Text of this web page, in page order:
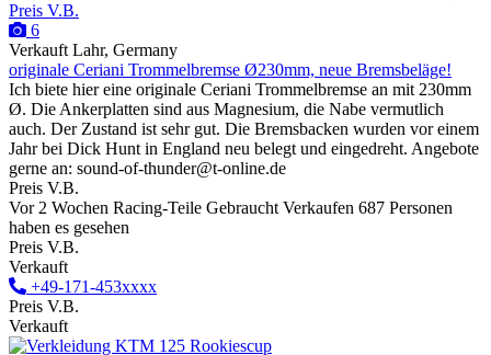
Preis V.B.
6
Verkauft Lahr, Germany
originale Ceriani Trommelbremse Ø230mm, neue Bremsbeläge!
Ich biete hier eine originale Ceriani Trommelbremse an mit 230mm
Ø. Die Ankerplatten sind aus Magnesium, die Nabe vermutlich
auch. Der Zustand ist sehr gut. Die Bremsbacken wurden vor einem
Jahr bei Dick Hunt in England neu belegt und eingedreht. Angebote
gerne an: sound-of-thunder@t-online.de
Preis V.B.
Vor 2 Wochen Racing-Teile Gebraucht Verkaufen 687 Personen
haben es gesehen
Preis V.B.
Verkauft
+49-171-453xxxx
Preis V.B.
Verkauft